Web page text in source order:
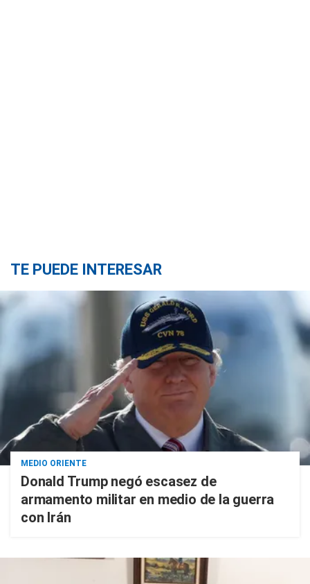
TE PUEDE INTERESAR
MEDIO ORIENTE
Donald Trump negó escasez de
armamento militar en medio de la guerra
con Irán